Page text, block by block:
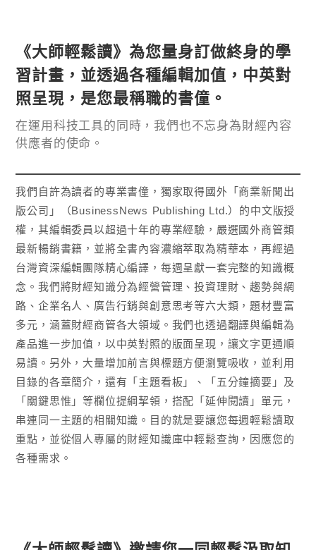
《大師輕鬆讀》為您量身訂做終身的學
習計畫，並透過各種編輯加值，中英對
照呈現，是您最稱職的書僮。
在運用科技工具的同時，我們也不忘身為財經內容
供應者的使命。
我們自許為讀者的專業書僮，獨家取得國外「商業新聞出
版公司」（BusinessNews Publishing Ltd.）的中文版授
權，其編輯委員以超過十年的專業經驗，嚴選國外商管類
最新暢銷書籍，並將全書內容濃縮萃取為精華本，再經過
台灣資深編輯團隊精心編譯，每週呈獻一套完整的知識概
念。我們將財經知識分為經營管理、投資理財、趨勢與網
路、企業名人、廣告行銷與創意思考等六大類，題材豐富
多元，涵蓋財經商管各大領域。我們也透過翻譯與編輯為
產品進一步加值，以中英對照的版面呈現，讓文字更通順
易讀。另外，大量增加前言與標題方便瀏覽吸收，並利用
目錄的各章簡介，還有「主題看板」、「五分鐘摘要」及
「關鍵思惟」等欄位提綱挈領，搭配「延伸閱讀」單元，
串連同一主題的相關知識。目的就是要讓您每週輕鬆讀取
重點，並從個人專屬的財經知識庫中輕鬆查詢，因應您的
各種需求。